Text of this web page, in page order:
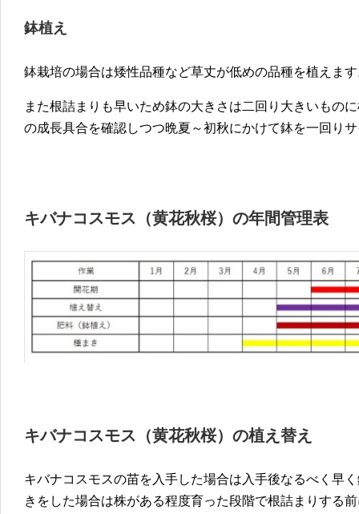
鉢植え
鉢栽培の場合は矮性品種など草丈が低めの品種を植えま
また根詰まりも早いため鉢の大きさは二回り大きいもの
の成長具合を確認しつつ晩夏～初秋にかけて鉢を一回り
キバナコスモス（黄花秋桜）の年間管理表
キバナコスモス（黄花秋桜）の植え替え
キバナコスモスの苗を入手した場合は入手後なるべく早
きをした場合は株がある程度育った段階で根詰まりする